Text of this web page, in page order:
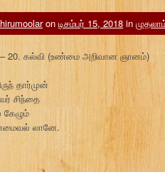
on டிசம்பர் 15, 2018 in
– 20. கல்வி (உண்மை அறிவான ஞானம்)
தார்முன்
சிந்தை
கேழும்
லானே.